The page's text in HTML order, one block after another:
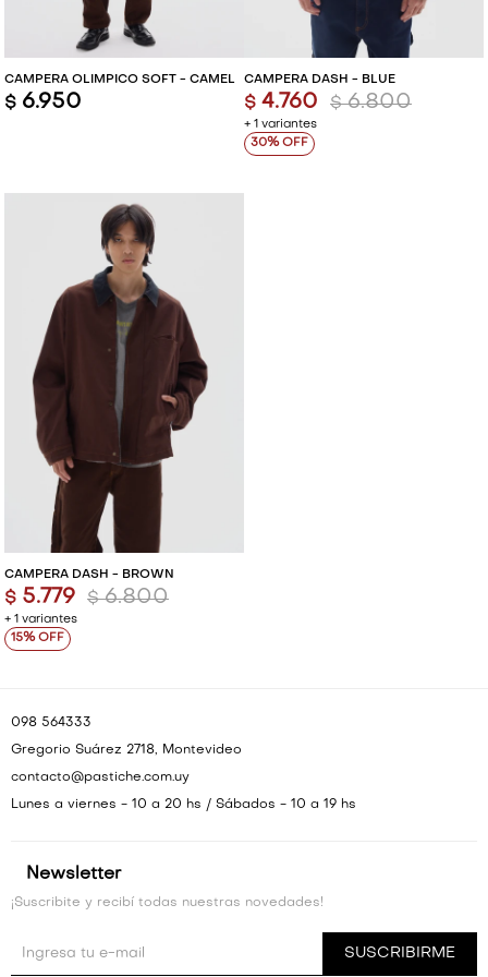
CAMPERA OLÍMPICO SOFT - CAMEL
$ 6.950
CAMPERA DASH - BLUE
+ 1 variantes
$ 4.760 $ 6.800
30
CAMPERA DASH - BROWN
+ 1 variantes
$ 5.779 $ 6.800
15
Newsletter
¡Suscribite y recibí todas nuestras novedades!
SUSCRIBIRME
098 564333
Gregorio Suárez 2718, Montevideo
contacto@pastiche.com.uy
Lunes a viernes - 10 a 20 hs / Sábados - 10 a 19 hs